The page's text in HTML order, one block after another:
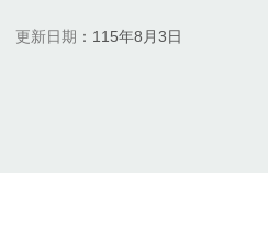
更新日期 115年8月3日